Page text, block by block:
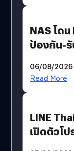
NAS โด
ป้องกัน-รั
06/08/2026
Read More
LINE
เปิดตัวโ